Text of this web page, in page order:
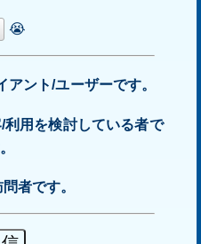
😭
アント/ユーザーです。
用を検討している者で
者です。